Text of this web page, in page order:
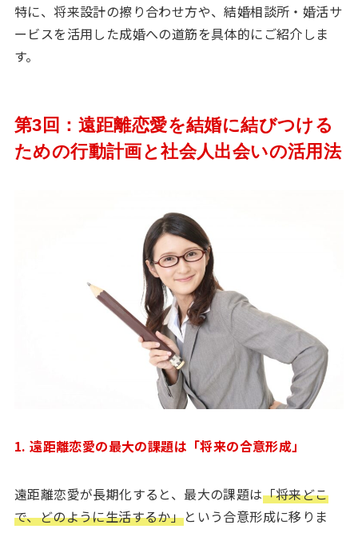
特に、将来設計の擦り合わせ方や、結婚相談所・婚活サ
ービスを活用した成婚への道筋を具体的にご紹介しま
す。
第3回：遠距離恋愛を結婚に結びつける
ための行動計画と社会人出会いの活用法
1. 遠距離恋愛の最大の課題は「将来の合意形成」
遠距離恋愛が長期化すると、最大の課題は「将来どこ
で、どのように生活するか」という合意形成に移りま